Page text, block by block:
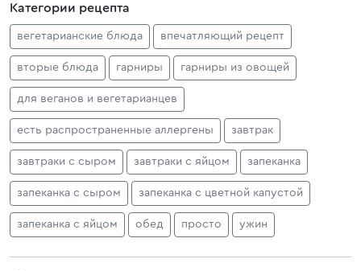
Категории рецепта
вегетарианские блюда впечатляющий рецепт
вторые блюда гарниры гарниры из овощей
для веганов и вегетарианцев
есть распространенные аллергены завтрак
завтраки с сыром завтраки с яйцом запеканка
запеканка с сыром запеканка с цветной капустой
запеканка с яйцом обед просто ужин